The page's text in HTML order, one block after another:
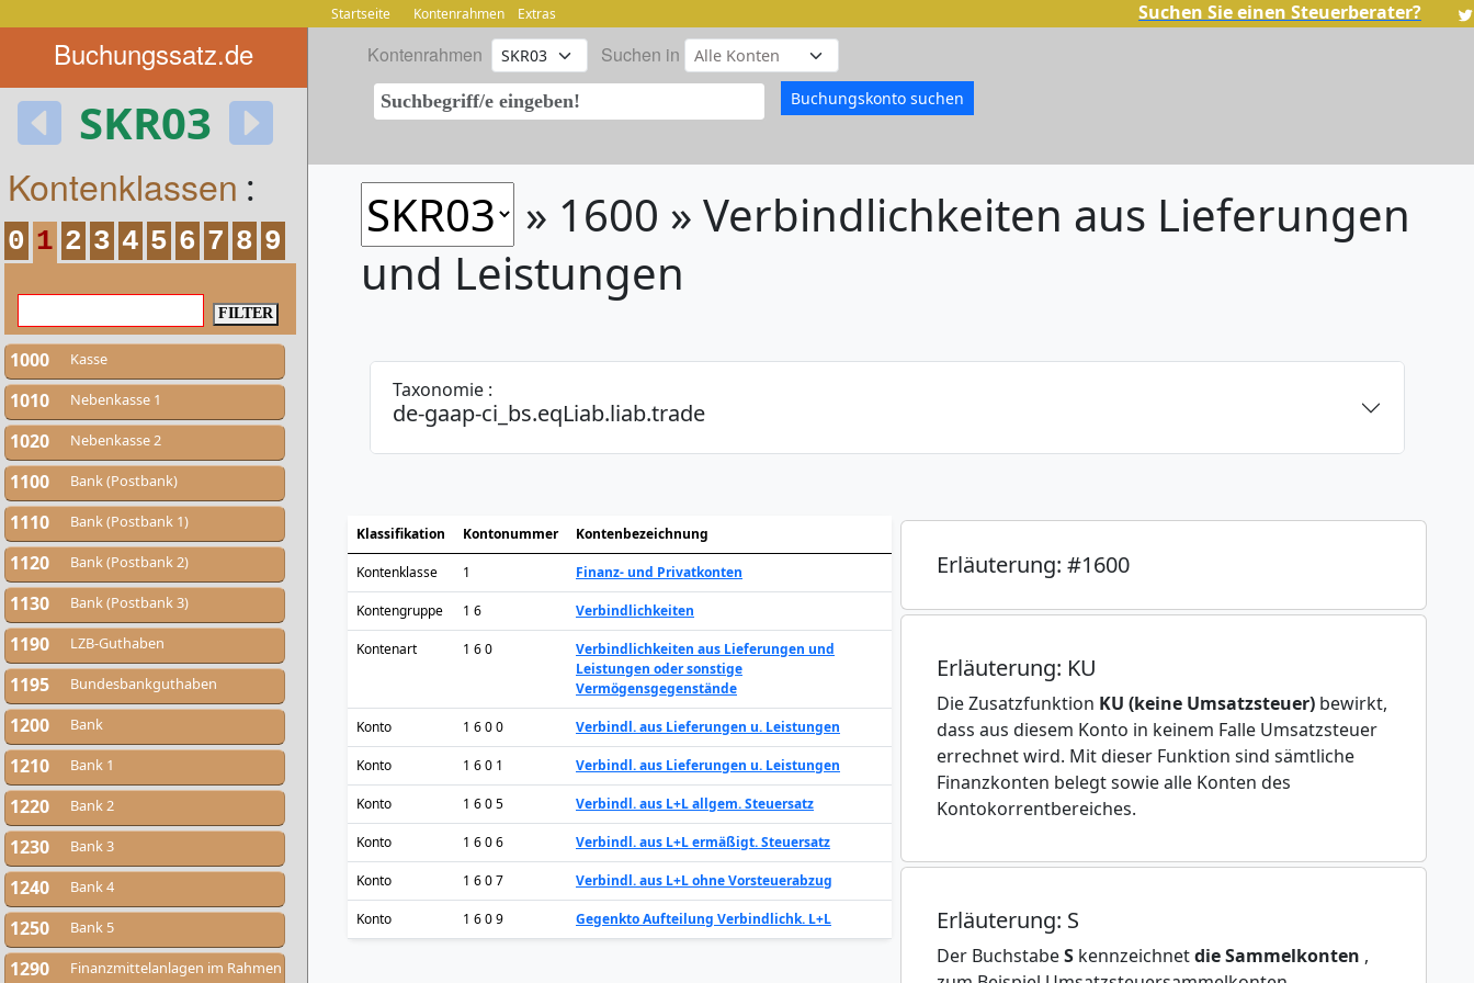
Startseite Kontenrahmen Extras Suchen Sie einen Steuerberater?
Buchungssatz.de
SKR03
Kontenrahmen Suchen in
Kontenklassen :
0 1 2 3 4 5 6 7 8 9
1000 Kasse
1010 Nebenkasse 1
1020 Nebenkasse 2
1100 Bank (Postbank)
1110 Bank (Postbank 1)
1120 Bank (Postbank 2)
1130 Bank (Postbank 3)
1190 LZB-Guthaben
1195 Bundesbankguthaben
1200 Bank
1210 Bank 1
1220 Bank 2
1230 Bank 3
1240 Bank 4
1250 Bank 5
1290
Finanzmittelanlagen im Rahmen
» 1600 » Verbindlichkeiten aus Lieferungen
und Leistungen
Taxonomie :
de-gaap-ci_bs.eqLiab.liab.trade
Klassifikation Kontonummer Kontenbezeichnung
Kontenklasse 1 Finanz- und Privatkonten
Kontengruppe 1 6 Verbindlichkeiten
Kontenart 1 6 0
Verbindlichkeiten aus Lieferungen und
Leistungen oder sonstige
Vermögensgegenstände
Konto 1 6 0 0 Verbindl. aus Lieferungen u. Leistungen
Konto 1 6 0 1 Verbindl. aus Lieferungen u. Leistungen
Konto 1 6 0 5 Verbindl. aus L+L allgem. Steuersatz
Konto 1 6 0 6 Verbindl. aus L+L ermäßigt. Steuersatz
Konto 1 6 0 7 Verbindl. aus L+L ohne Vorsteuerabzug
Konto 1 6 0 9 Gegenkto Aufteilung Verbindlichk. L+L
Erläuterung: #1600
Erläuterung: KU
Die Zusatzfunktion KU (keine Umsatzsteuer) bewirkt,
dass aus diesem Konto in keinem Falle Umsatzsteuer
errechnet wird. Mit dieser Funktion sind sämtliche
Finanzkonten belegt sowie alle Konten des
Kontokorrentbereiches.
Erläuterung: S
Der BuchstabeS kennzeichnetdie Sammelkonten ,